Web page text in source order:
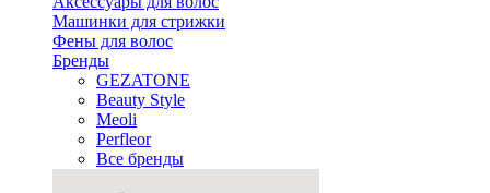
Машинки для стрижки
Фены для волос
Бренды
GEZATONE
Beauty Style
Meoli
Perfleor
Все бренды